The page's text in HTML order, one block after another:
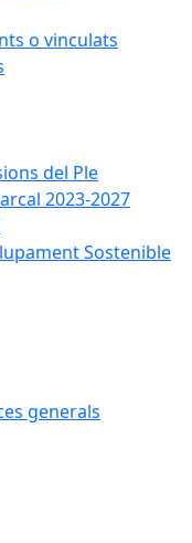
o vinculats
del Ple
2023-2027
Sostenible
generals